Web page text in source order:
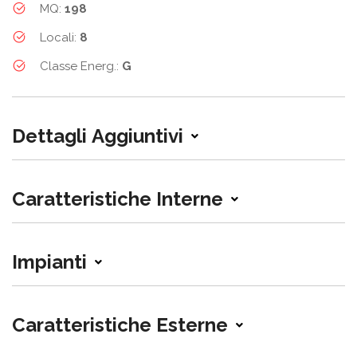
MQ: 198
Locali: 8
Classe Energ.: G
Dettagli Aggiuntivi
Caratteristiche Interne
Impianti
Caratteristiche Esterne